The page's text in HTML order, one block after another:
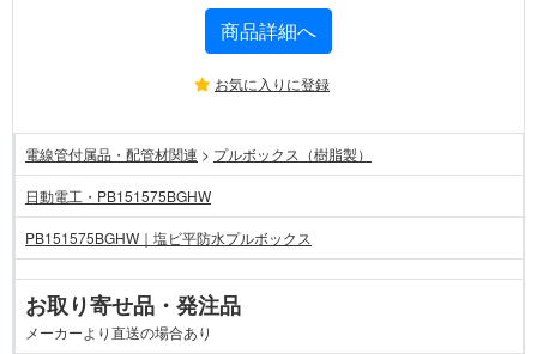
商品詳細へ
お気に入りに登録
電線管付属品・配管材関連 > プルボックス（樹脂製）
日動電工・PB151575BGHW
PB151575BGHW｜塩ビ平防水プルボックス
お取り寄せ品・発注品
メーカーより直送の場合あり